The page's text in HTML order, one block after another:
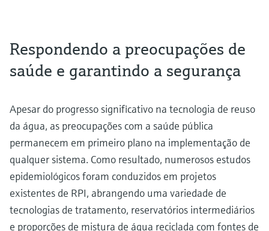
Respondendo a preocupações de
saúde e garantindo a segurança
Apesar do progresso significativo na tecnologia de reuso
da água, as preocupações com a saúde pública
permanecem em primeiro plano na implementação de
qualquer sistema. Como resultado, numerosos estudos
epidemiológicos foram conduzidos em projetos
existentes de RPI, abrangendo uma variedade de
tecnologias de tratamento, reservatórios intermediários
e proporções de mistura de água reciclada com fontes de